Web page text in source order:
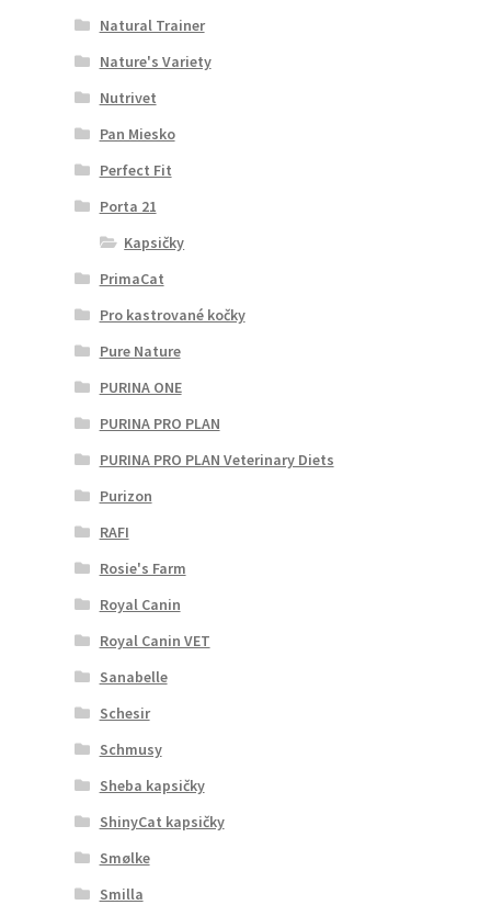
Natural Trainer
Nature's Variety
Nutrivet
Pan Miesko
Perfect Fit
Porta 21
Kapsičky
PrimaCat
Pro kastrované kočky
Pure Nature
PURINA ONE
PURINA PRO PLAN
PURINA PRO PLAN Veterinary Diets
Purizon
RAFI
Rosie's Farm
Royal Canin
Royal Canin VET
Sanabelle
Schesir
Schmusy
Sheba kapsičky
ShinyCat kapsičky
Smølke
Smilla